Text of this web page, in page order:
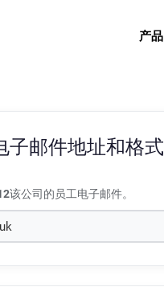
产品
子邮件地址和格式
该公司的员工电子邮件。